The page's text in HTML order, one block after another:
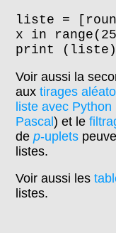
liste =
x in
print (liste)
Voir aussi la
auxtirages
liste avec Python
Pascal) et le
dep-uplets
listes.
Voir aussi les
listes.